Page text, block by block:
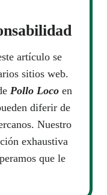
artículo se
sitios web.
Pollo Loco en
diferir de
Nuestro
exhaustiva
que le